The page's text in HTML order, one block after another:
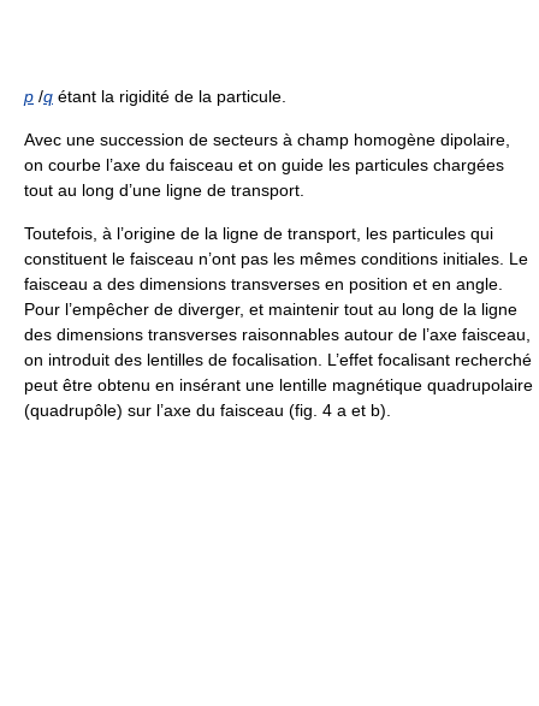
p /q étant la rigidité de la particule.
Avec une succession de secteurs à champ homogène dipolaire,
on courbe l’axe du faisceau et on guide les particules chargées
tout au long d’une ligne de transport.
Toutefois, à l’origine de la ligne de transport, les particules qui
constituent le faisceau n’ont pas les mêmes conditions initiales. Le
faisceau a des dimensions transverses en position et en angle.
Pour l’empêcher de diverger, et maintenir tout au long de la ligne
des dimensions transverses raisonnables autour de l’axe faisceau,
on introduit des lentilles de focalisation. L’effet focalisant recherché
peut être obtenu en insérant une lentille magnétique quadrupolaire
(quadrupôle) sur l’axe du faisceau (fig. 4 a et b).